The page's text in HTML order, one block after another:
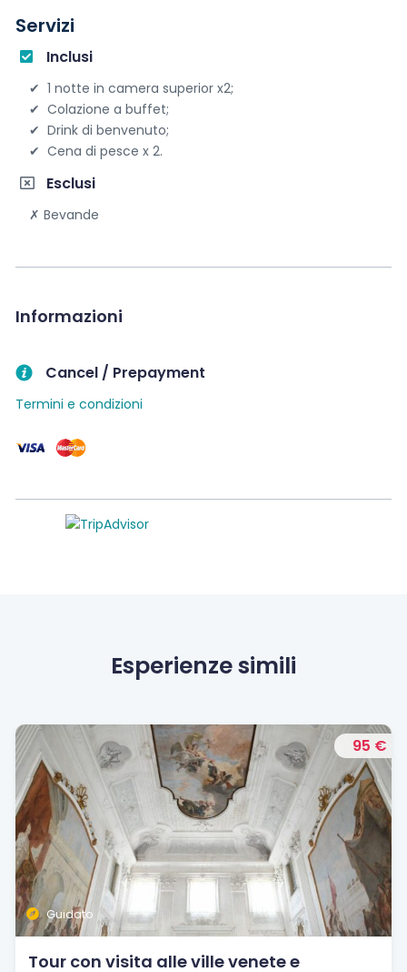
Servizi
Inclusi
1 notte in camera superior x2;
Colazione a buffet;
Drink di benvenuto;
Cena di pesce x 2.
Esclusi
Bevande
Informazioni
Cancel / Prepayment
Termini e condizioni
Esperienze simili
95 €
Guidato
Tour con visita alle ville venete e